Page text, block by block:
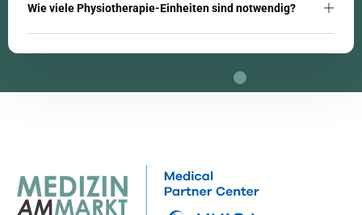
Wie viele Physiotherapie-Einheiten sind notwendig?